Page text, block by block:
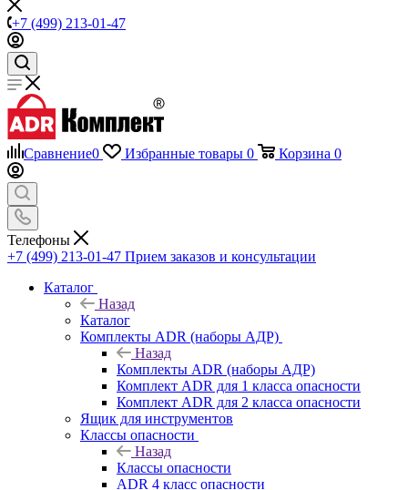
+7 (499) 213-01-47
Сравнение0 Избранные товары 0 Корзина 0
Телефоны
+7 (499) 213-01-47 Прием заказов и консультации
Каталог
Назад
Каталог
Комплекты ADR (наборы АДР)
Назад
Комплекты ADR (наборы АДР)
Комплект ADR для 1 класса опасности
Комплект ADR для 2 класса опасности
Ящик для инструментов
Классы опасности
Назад
Классы опасности
ADR 4 класс опасности